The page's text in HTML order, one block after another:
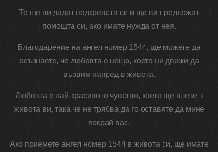
Те ще ви дадат подкрепата си и ще ви предложат
помощта си, ако имате нужда от нея.
Благодарение на ангел номер 1544, ще можете да
осъзнаете, че любовта е нещо, което ни движи да
вървим напред в живота.
Любовта е най-красивото чувство, което ще влезе в
живота ви, така че не трябва да го оставяте да мине
покрай вас.
Ако приемете ангел номер 1544 в живота си, ще имате